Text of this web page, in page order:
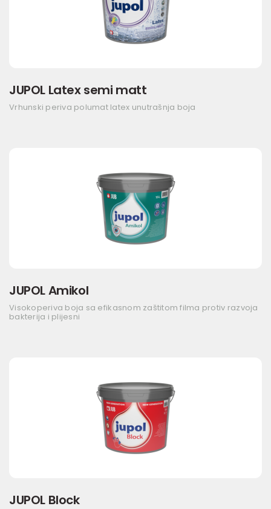
JUPOL Latex semi matt
Vrhunski periva polumat latex unutrašnja boja
JUPOL Amikol
Visokoperiva boja sa efikasnom zaštitom filma protiv razvoja
bakterija i plijesni
JUPOL Block